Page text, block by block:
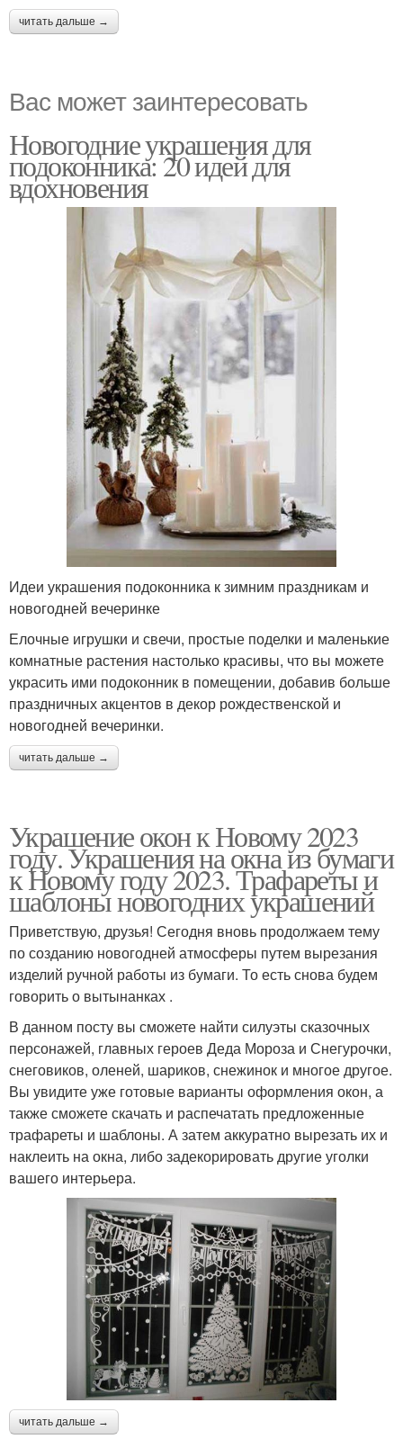
читать дальше →
Вас может заинтересовать
Новогодние украшения для
подоконника: 20 идей для
вдохновения
Идеи украшения подоконника к зимним праздникам и
новогодней вечеринке
Елочные игрушки и свечи, простые поделки и маленькие
комнатные растения настолько красивы, что вы можете
украсить ими подоконник в помещении, добавив больше
праздничных акцентов в декор рождественской и
новогодней вечеринки.
читать дальше →
Украшение окон к Новому 2023
году. Украшения на окна из бумаги
к Новому году 2023. Трафареты и
шаблоны новогодних украшений
Приветствую, друзья! Сегодня вновь продолжаем тему
по созданию новогодней атмосферы путем вырезания
изделий ручной работы из бумаги. То есть снова будем
говорить о вытынанках .
В данном посту вы сможете найти силуэты сказочных
персонажей, главных героев Деда Мороза и Снегурочки,
снеговиков, оленей, шариков, снежинок и многое другое.
Вы увидите уже готовые варианты оформления окон, а
также сможете скачать и распечатать предложенные
трафареты и шаблоны. А затем аккуратно вырезать их и
наклеить на окна, либо задекорировать другие уголки
вашего интерьера.
читать дальше →